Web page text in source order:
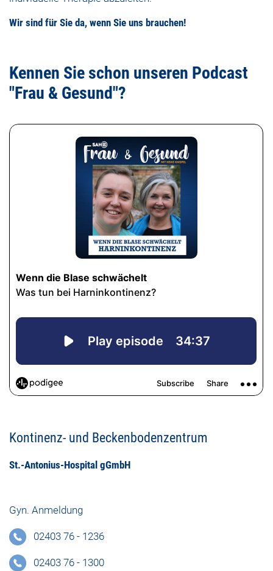
Wir sind für Sie da, wenn Sie uns brauchen!
Kennen Sie schon unseren Podcast
"Frau & Gesund"?
Kontinenz- und Beckenbodenzentrum
St.-Antonius-Hospital gGmbH
Gyn. Anmeldung
02403 76 - 1236
02403 76 - 1300